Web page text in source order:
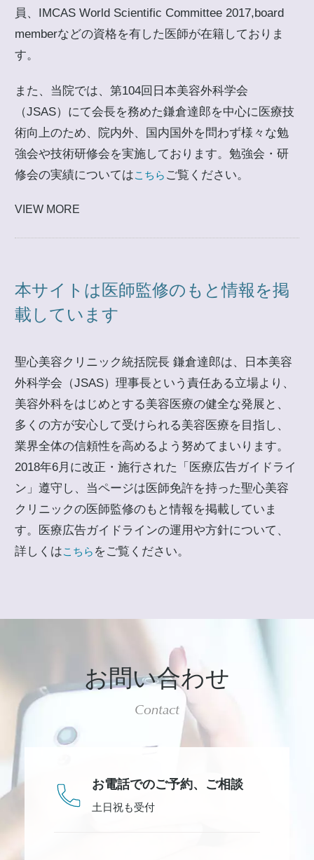
員、IMCAS World Scientific Committee 2017,board
memberなどの資格を有した医師が在籍しておりま
す。
また、当院では、第104回日本美容外科学会
（JSAS）にて会長を務めた鎌倉達郎を中心に医療技
術向上のため、院内外、国内国外を問わず様々な勉
強会や技術研修会を実施しております。勉強会・研
修会の実績についてはこちら ご覧ください。
VIEW MORE
本サイトは医師監修のもと情報を掲
載しています
聖心美容クリニック統括院長 鎌倉達郎は、日本美容
外科学会（JSAS）理事長という責任ある立場より、
美容外科をはじめとする美容医療の健全な発展と、
多くの方が安心して受けられる美容医療を目指し、
業界全体の信頼性を高めるよう努めてまいります。
2018年6月に改正・施行された「医療広告ガイドライ
ン」遵守し、当ページは医師免許を持った聖心美容
クリニックの医師監修のもと情報を掲載していま
す。医療広告ガイドラインの運用や方針について、
詳しくはこちら をご覧ください。
お問い合わせ
Contact
お電話でのご予約、 ご相談
土日祝も受付